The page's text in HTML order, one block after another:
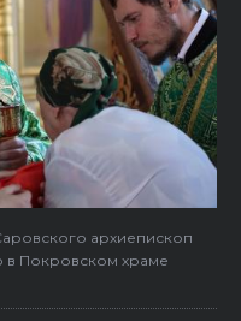
архиепископ
в Покровском храме